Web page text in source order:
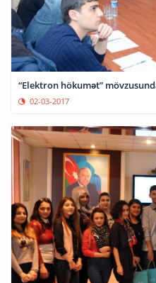
“Elektron hökumət”
02-03-2017